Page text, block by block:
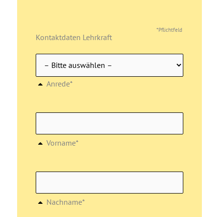
*Pflichtfeld
Kontaktdaten Lehrkraft
Anrede*
Vorname*
Nachname*